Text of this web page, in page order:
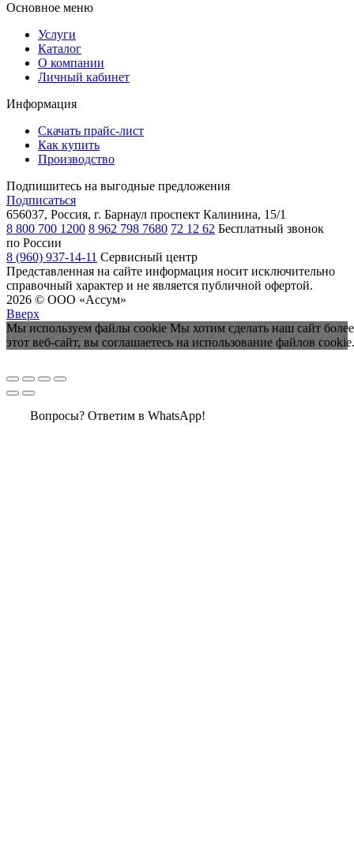
Основное меню
Услуги
Каталог
О компании
Личный кабинет
Информация
Скачать прайс-лист
Как купить
Производство
Подпишитесь на выгодные предложения
Подписаться
656037, Россия, г. Барнаул проспект Калинина, 15/1
8 800 700 1200 8 962 798 7680 72 12 62 Бесплатный звонок
по России
8 (960) 937-14-11 Сервисный центр
Представленная на сайте информация носит исключительно
справочный характер и не является публичной офертой.
2026 © ООО «Ассум»
Вверх
Мы используем файлы cookie Мы хотим сделать наш сайт
этот веб-сайт, вы соглашаетесь на использование файлов cookie.
Вопросы? Ответим в WhatsApp!